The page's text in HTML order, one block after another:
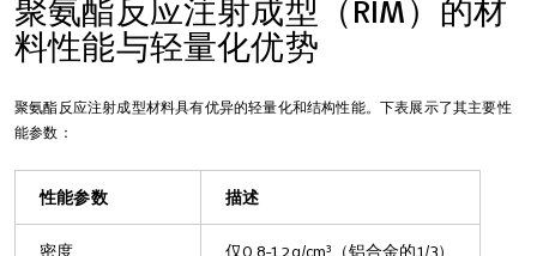
聚氨酯反应注射成型（RIM）的材
料性能与轻量化优势
聚氨酯反应注射成型材料具有优异的轻量化和结构性能。下表展示了其主要性
能参数：
性能参数 描述
密度 仅0.8-1.2g/cm³（铝合金的1/3）